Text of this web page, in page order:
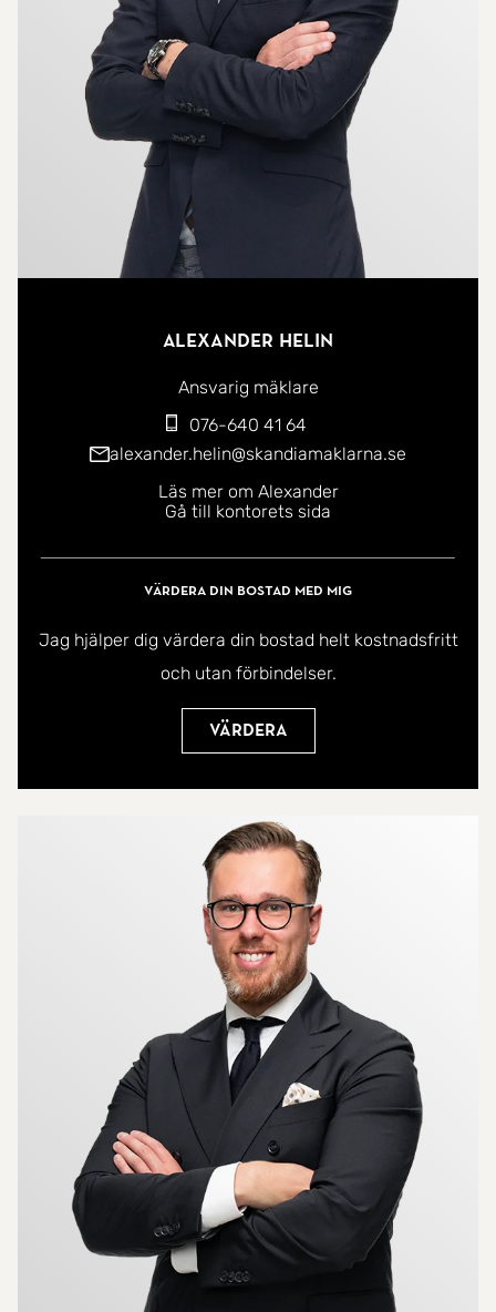
sydvästläget. Härifrån nås även bostadens härliga
balkong där ni kan njuta av eftermiddags- och
kvällssolen.
Det stambytta badrummet renoverades 2015 och
håller en modern och stilren standard. Det
rogivande sovrummet erbjuder gott om plats för
både dubbelsäng och förvaring.
återställas genom att sätta upp en vägg mellan
kök och matplats - perfekt för den som önskar ett
extra sovrum eller arbetsrum.
Här bor ni i en trygg och stabil förening med
närhet till service, kommunikationer och natur.
Promenadavstånd till Hagsätra centrum med
tunnelbana, butiker, restauranger och
city på cirka 20 minuter.
En bostad som kombinerar stil, funktion och
flexibilitet - varmt välkommen att kontakta
mäklaren för mer information och visning!
Alexander Helin
Ansvarig mäklare
076-640 41 64
alexander.helin@skandiamaklarna.se
Läs mer om Alexander
Gå till kontorets sida
Värdera din bostad med mig
Jag hjälper dig värdera din bostad helt kostnadsfritt
och utan förbindelser.
Värdera